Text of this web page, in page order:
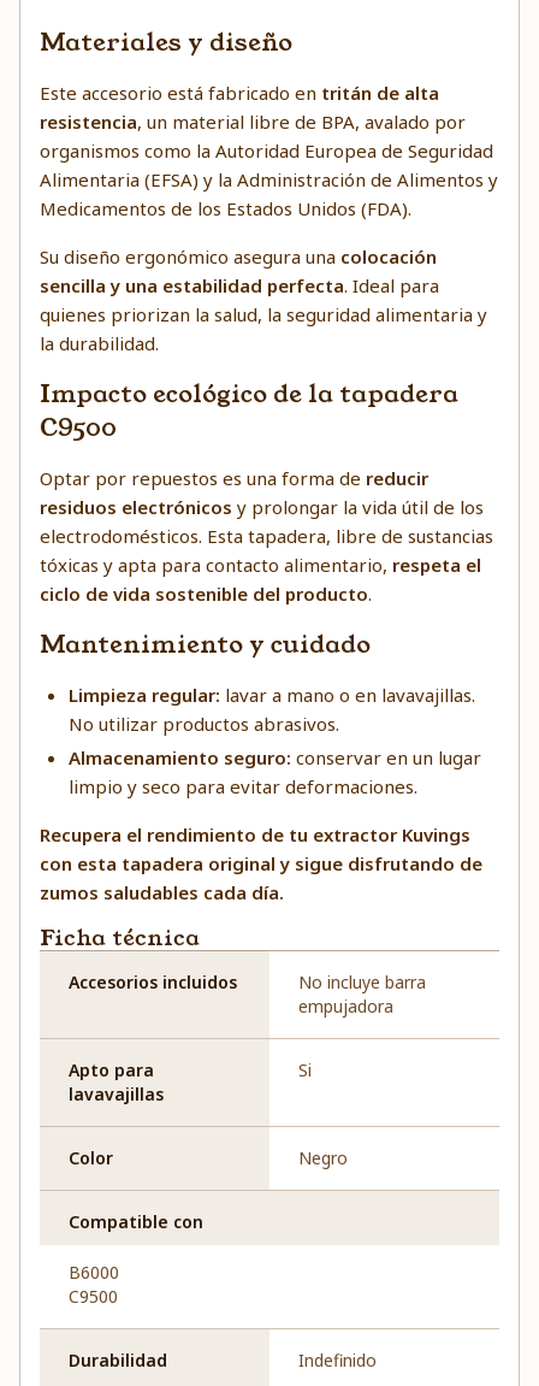
Materiales y diseño
Este accesorio está fabricado en tritán de alta
resistencia, un material libre de BPA, avalado por
organismos como la Autoridad Europea de Seguridad
Alimentaria (EFSA) y la Administración de Alimentos y
Medicamentos de los Estados Unidos (FDA).
Su diseño ergonómico asegura una colocación
sencilla y una estabilidad perfecta. Ideal para
quienes priorizan la salud, la seguridad alimentaria y
la durabilidad.
Impacto ecológico de la tapadera
C9500
Optar por repuestos es una forma de reducir
residuos electrónicos y prolongar la vida útil de los
electrodomésticos. Esta tapadera, libre de sustancias
tóxicas y apta para contacto alimentario, respeta el
ciclo de vida sostenible del producto.
Mantenimiento y cuidado
Limpieza regular: lavar a mano o en lavavajillas.
No utilizar productos abrasivos.
Almacenamiento seguro: conservar en un lugar
limpio y seco para evitar deformaciones.
Recupera el rendimiento de tu extractor Kuvings
con esta tapadera original y sigue disfrutando de
zumos saludables cada día.
Ficha técnica
Accesorios incluidos
No incluye barra
empujadora
Apto para
lavavajillas
Si
Color Negro
Compatible con
B6000
C9500
Durabilidad Indefinido